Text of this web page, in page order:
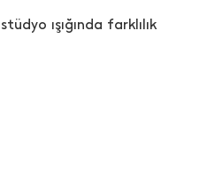
ışığında farklılık